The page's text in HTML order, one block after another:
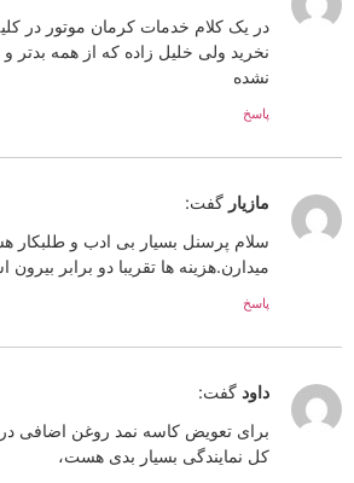
در یک کلام خدمات کرمان موتور در
نخرید ولی خلیل زاده که از همه
نشده
پاسخ
مازیار گفت:
سلام پرسنل بسیار بی ادب و طلبکار
میدارن.هزینه ها تقریبا دو برابر
پاسخ
داود گفت:
برای تعویض کاسه نمد روغن اضافی در
کل نمایندگی بسیار بدی هست،